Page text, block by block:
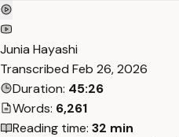
Junia Hayashi
Transcribed Feb 26, 2026
Duration: 45:26
Words: 6,261
Reading time: 32 min